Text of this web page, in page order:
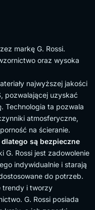
markę G. Rossi.
oraz wysoka
najwyższej jakości
pozwalającej uzyskać
Technologia ta pozwala
atmosferyczne,
na ścieranie.
są bezpieczne
G. Rossi jest zadowolenie
indywidualnie i starają
do potrzeb.
trendy i tworzy
G. Rossi posiada